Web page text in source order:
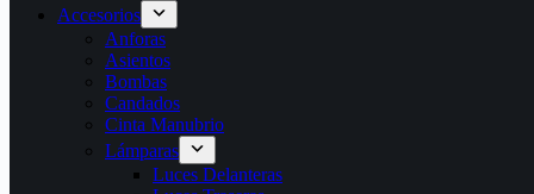
Accesorios
Anforas
Asientos
Bombas
Candados
Cinta Manubrio
Lámparas
Luces Delanteras